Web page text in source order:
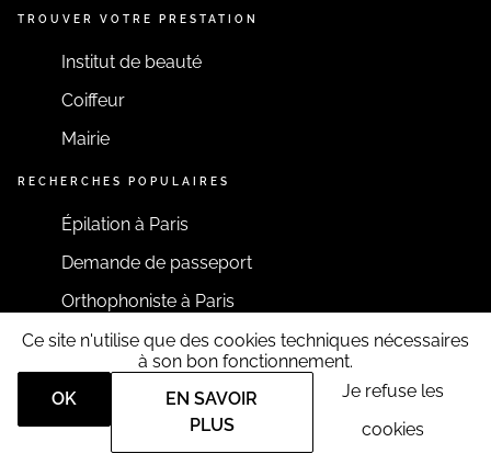
TROUVER VOTRE PRESTATION
Institut de beauté
Coiffeur
Mairie
RECHERCHES POPULAIRES
Épilation à Paris
Demande de passeport
Orthophoniste à Paris
RESTONS CONNECTÉS
Ce site n'utilise que des cookies techniques nécessaires
à son bon fonctionnement.
OK
EN SAVOIR
PLUS
Je refuse les
cookies